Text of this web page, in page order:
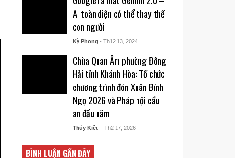
AI toàn diện có thể thay thế
con người
Kỳ Phong - Th12 13, 2024
Chùa Quan Âm phường Đông
Hải tỉnh Khánh Hòa: Tổ chức
chương trình đón Xuân Bính
Ngọ 2026 và Pháp hội cầu
an đầu năm
Thúy Kiều - Th2 17, 2026
BÌNH LUẬN GẦN ĐÂY